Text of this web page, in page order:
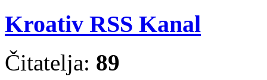
Kroativ RSS Kanal
Čitatelja: 89